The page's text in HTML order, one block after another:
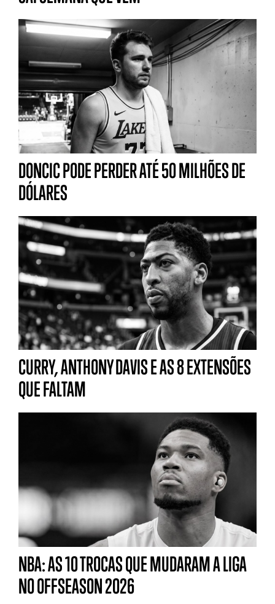
DONCIC PODE PERDER ATÉ 50 MILHÕES DE
DÓLARES
CURRY, ANTHONY DAVIS E AS 8 EXTENSÕES
QUE FALTAM
NBA: AS 10 TROCAS QUE MUDARAM A LIGA
NO OFFSEASON 2026